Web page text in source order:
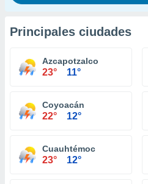
Principales ciudades
Azcapotzalco
23° 11°
Coyoacán
22° 12°
Cuauhtémoc
23° 12°